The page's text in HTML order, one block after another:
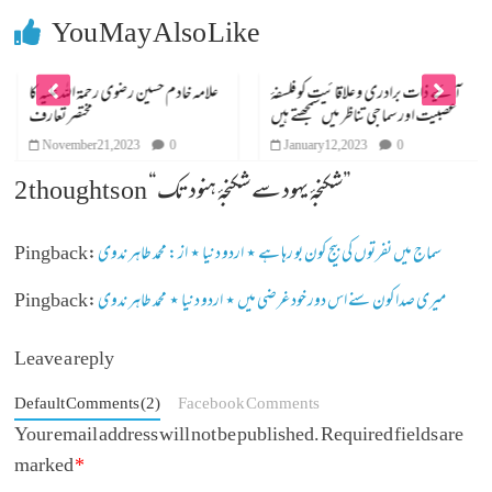
You May Also Like
علامہ خادم حسین رضوی رحمۃ اللہ علیہ کا
مختصر تعارف
November 21, 2023 0
آئیے ذات برادری و علاقائیت کو فلسفۂ
عصبیت اور سماجی تناظر میں سمجھتے ہیں
January 12, 2023 0
2 thoughts on “شکنجۂ یہود سے شکنجۂ ہنود تک
Pingback:سماج میں نفرتوں کی بیج کون بو رہا ہے ⋆ اردو دنیا ⋆ از : محمد طاہر ندوی
Pingback:میری صدا کون سنے اس دور خود غرضی میں ⋆ اردو دنیا ⋆ محمد طاہر ندوی
Leave a reply
Default Comments (2) Facebook Comments
Your email address will not be published.Required fields are
marked*